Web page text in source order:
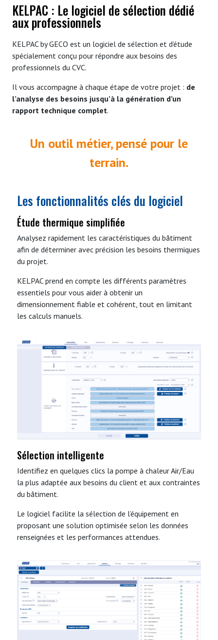
KELPAC : Le logiciel de sélection dédié
aux professionnels
KELPAC by GECO est un logiciel de sélection et d’étude
spécialement conçu pour répondre aux besoins des
professionnels du CVC.
Il vous accompagne à chaque étape de votre projet : de
l’analyse des besoins jusqu’à la génération d’un
rapport technique complet.
Un outil métier, pensé pour le
terrain.
Les fonctionnalités clés du logiciel
Étude thermique simplifiée
Analysez rapidement les caractéristiques du bâtiment
afin de déterminer avec précision les besoins thermiques
du projet.
KELPAC prend en compte les différents paramètres
essentiels pour vous aider à obtenir un
dimensionnement fiable et cohérent, tout en limitant
les calculs manuels.
Sélection intelligente
Identifiez en quelques clics la pompe à chaleur Air/Eau
la plus adaptée aux besoins du client et aux contraintes
du bâtiment.
Le logiciel facilite la sélection de l’équipement en
proposant une solution optimisée selon les données
renseignées et les performances attendues.